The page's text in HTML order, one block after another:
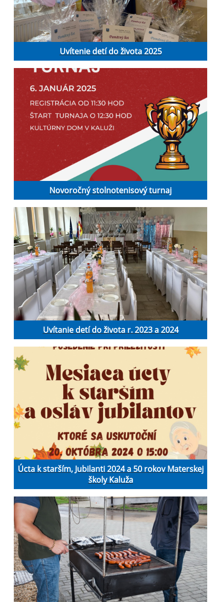
Uvítenie detí do života 2025
Novoročný stolnotenisový turnaj
Uvítanie detí do života r. 2023 a 2024
Úcta k starším, Jubilanti 2024 a 50 rokov Materskej
školy Kaluža